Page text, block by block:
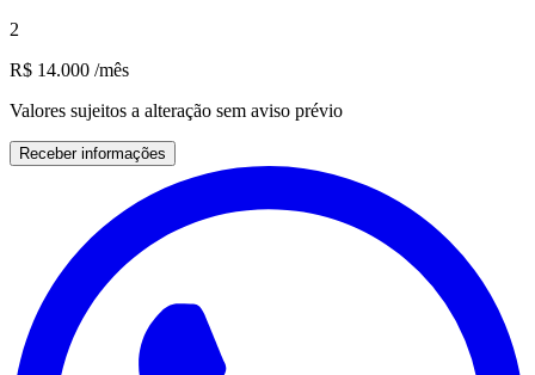
2
R$ 14.000 /mês
Valores sujeitos a alteração sem aviso prévio
Receber informações